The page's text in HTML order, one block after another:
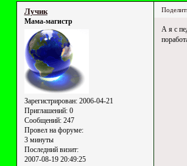
Лучик
Мама-магистр
Зарегистрирован: 2006-04-21
Приглашений:0
Сообщений:247
Провел на форуме:
3 минуты
Последний визит:
2007-08-19 20:49:25
А я с